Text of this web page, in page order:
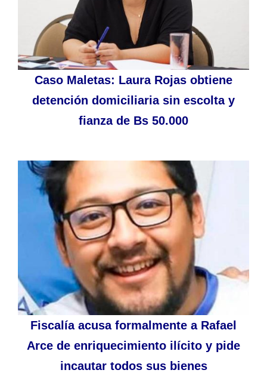
Caso Maletas: Laura Rojas obtiene
detención domiciliaria sin escolta y
fianza de Bs 50.000
Fiscalía acusa formalmente a Rafael
Arce de enriquecimiento ilícito y pide
incautar todos sus bienes